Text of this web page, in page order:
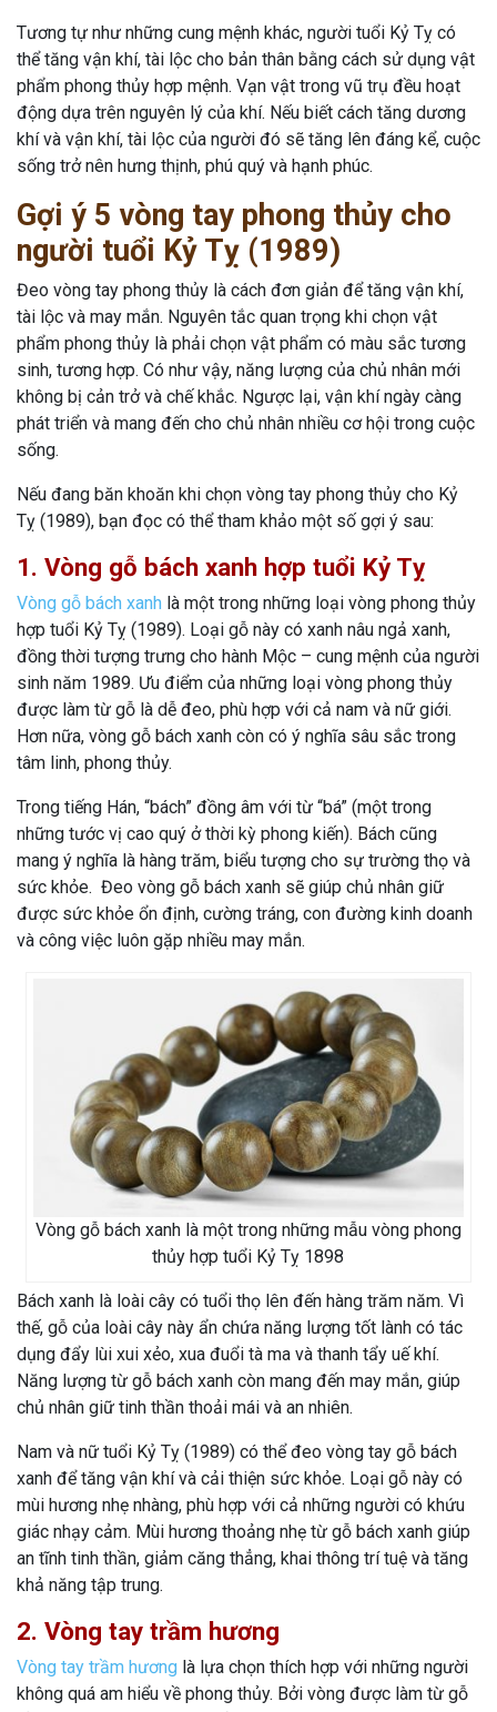
Tương tự như những cung mệnh khác, người tuổi Kỷ Tỵ có
thể tăng vận khí, tài lộc cho bản thân bằng cách sử dụng vật
phẩm phong thủy hợp mệnh. Vạn vật trong vũ trụ đều hoạt
động dựa trên nguyên lý của khí. Nếu biết cách tăng dương
khí và vận khí, tài lộc của người đó sẽ tăng lên đáng kể, cuộc
sống trở nên hưng thịnh, phú quý và hạnh phúc.
Gợi ý 5 vòng tay phong thủy cho
người tuổi Kỷ Tỵ (1989)
Đeo vòng tay phong thủy là cách đơn giản để tăng vận khí,
tài lộc và may mắn. Nguyên tắc quan trọng khi chọn vật
phẩm phong thủy là phải chọn vật phẩm có màu sắc tương
sinh, tương hợp. Có như vậy, năng lượng của chủ nhân mới
không bị cản trở và chế khắc. Ngược lại, vận khí ngày càng
phát triển và mang đến cho chủ nhân nhiều cơ hội trong cuộc
sống.
Nếu đang băn khoăn khi chọn vòng tay phong thủy cho Kỷ
Tỵ (1989), bạn đọc có thể tham khảo một số gợi ý sau:
1. Vòng gỗ bách xanh hợp tuổi Kỷ Tỵ
Vòng gỗ bách xanh là một trong những loại vòng phong thủy
hợp tuổi Kỷ Tỵ (1989). Loại gỗ này có xanh nâu ngả xanh,
đồng thời tượng trưng cho hành Mộc – cung mệnh của người
sinh năm 1989. Ưu điểm của những loại vòng phong thủy
được làm từ gỗ là dễ đeo, phù hợp với cả nam và nữ giới.
Hơn nữa, vòng gỗ bách xanh còn có ý nghĩa sâu sắc trong
tâm linh, phong thủy.
Trong tiếng Hán, “bách” đồng âm với từ “bá” (một trong
những tước vị cao quý ở thời kỳ phong kiến). Bách cũng
mang ý nghĩa là hàng trăm, biểu tượng cho sự trường thọ và
sức khỏe. Đeo vòng gỗ bách xanh sẽ giúp chủ nhân giữ
được sức khỏe ổn định, cường tráng, con đường kinh doanh
và công việc luôn gặp nhiều may mắn.
Vòng gỗ bách xanh là một trong những mẫu vòng phong
thủy hợp tuổi Kỷ Tỵ 1898
Bách xanh là loài cây có tuổi thọ lên đến hàng trăm năm. Vì
thế, gỗ của loài cây này ẩn chứa năng lượng tốt lành có tác
dụng đẩy lùi xui xẻo, xua đuổi tà ma và thanh tẩy uế khí.
Năng lượng từ gỗ bách xanh còn mang đến may mắn, giúp
chủ nhân giữ tinh thần thoải mái và an nhiên.
Nam và nữ tuổi Kỷ Tỵ (1989) có thể đeo vòng tay gỗ bách
xanh để tăng vận khí và cải thiện sức khỏe. Loại gỗ này có
mùi hương nhẹ nhàng, phù hợp với cả những người có khứu
giác nhạy cảm. Mùi hương thoảng nhẹ từ gỗ bách xanh giúp
an tĩnh tinh thần, giảm căng thẳng, khai thông trí tuệ và tăng
khả năng tập trung.
2. Vòng tay trầm hương
Vòng tay trầm hương là lựa chọn thích hợp với những người
không quá am hiểu về phong thủy. Bởi vòng được làm từ gỗ